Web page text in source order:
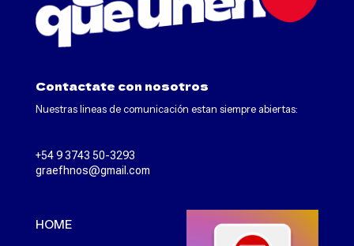
Contactate con nosotros
Nuestras lineas de comunicación estan siempre abiertas:
+54 9 3743 50-3293
graefhnos@gmail.com
HOME